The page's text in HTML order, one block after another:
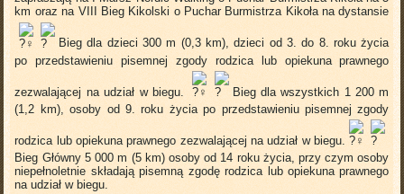
km oraz na VIII Bieg Kikolski o Puchar Burmistrza Kikoła na dystansie
Bieg dla dzieci 300 m (0,3 km), dzieci od 3. do 8. roku życia
po przedstawieniu pisemnej zgody rodzica lub opiekuna prawnego
zezwalającej na udział w biegu.
Bieg dla wszystkich 1 200 m
(1,2 km), osoby od 9. roku życia po przedstawieniu pisemnej zgody
rodzica lub opiekuna prawnego zezwalającej na udział w biegu.
Bieg Główny 5 000 m (5 km) osoby od 14 roku życia, przy czym osoby
niepełnoletnie składają pisemną zgodę rodzica lub opiekuna prawnego
na udział w biegu.